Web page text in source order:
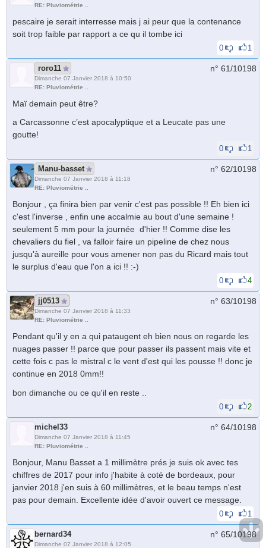
RE: Pluviométrie ..
pescaire je serait interresse mais j ai peur que la contenance
soit trop faible par rapport a ce qu il tombe ici
0 1
roro11
Dimanche 07 Janvier 2018 à 10:50
RE: Pluviométrie ..
n° 61/10198
Maï demain peut être?
a Carcassonne c’est apocalyptique et a Leucate pas une
goutte!
0 1
Manu-basset
Dimanche 07 Janvier 2018 à 11:18
RE: Pluviométrie ..
n° 62/10198
Bonjour , ça finira bien par venir c'est pas possible !! Eh bien ici
c'est l'inverse , enfin une accalmie au bout d'une semaine !
seulement 5 mm pour la journée d'hier !! Comme dise les
chevaliers du fiel , va falloir faire un pipeline de chez nous
jusqu'à aureille pour vous amener non pas du Ricard mais tout
le surplus d'eau que l'on a ici !! :-)
0 4
jj0513
Dimanche 07 Janvier 2018 à 11:33
RE: Pluviométrie ..
n° 63/10198
Pendant qu'il y en a qui pataugent eh bien nous on regarde les
nuages passer !! parce que pour passer ils passent mais vite et
cette fois c pas le mistral c le vent d'est qui les pousse !! donc je
continue en 2018 0mm!!
bon dimanche ou ce qu'il en reste ..
0 2
michel33
Dimanche 07 Janvier 2018 à 11:45
RE: Pluviométrie ..
n° 64/10198
Bonjour, Manu Basset a 1 millimètre prés je suis ok avec tes
chiffres de 2017 pour info j'habite à coté de bordeaux, pour
janvier 2018 j'en suis à 60 millimètres, et le beau temps n'est
pas pour demain. Excellente idée d'avoir ouvert ce message.
0 1
bernard34
Dimanche 07 Janvier 2018 à 12:05
n° 65/10198